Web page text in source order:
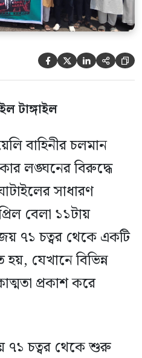
    
টাঙ্গাইল
বাহিনীর চলমান
লঙ্ঘনের বিরুদ্ধে
সাধারণ
বেলা ১১টায়
৭১ চত্বর থেকে একটি
হয়, যেখানে বিভিন্ন
প্রকাশ করে
৭১ চত্বর থেকে শুরু